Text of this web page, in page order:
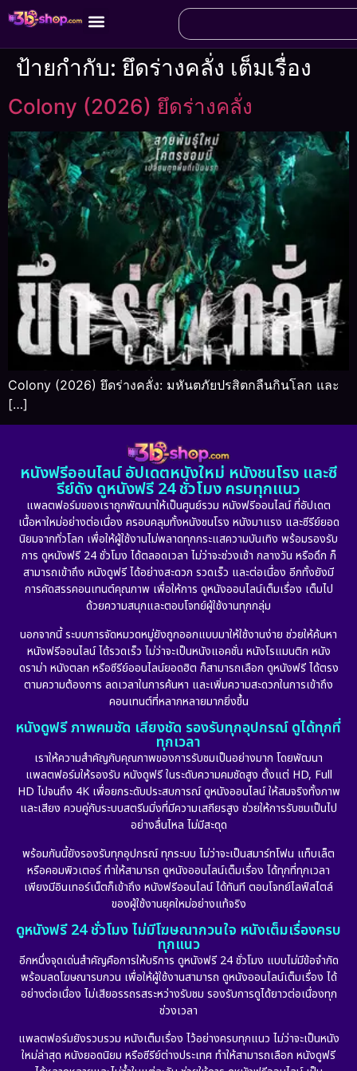
ป้ายกำกับ: ยึดร่างคลั่ง เต็มเรื่อง
Colony (2026) ยึดร่างคลั่ง
Colony (2026) ยึดร่างคลั่ง: มหันตภัยปรสิตกลืนกินโลก และ
[…]
หนังฟรีออนไลน์ อัปเดตหนังใหม่ หนังชนโรง และซี
รีย์ดัง ดูหนังฟรี 24 ชั่วโมง ครบทุกแนว
แพลตฟอร์มของเราถูกพัฒนาให้เป็นศูนย์รวม หนังฟรีออนไลน์ ที่อัปเดต
เนื้อหาใหม่อย่างต่อเนื่อง ครอบคลุมทั้งหนังชนโรง หนังมาแรง และซีรีย์ยอด
นิยมจากทั่วโลก เพื่อให้ผู้ใช้งานไม่พลาดทุกกระแสความบันเทิง พร้อมรองรับ
การ ดูหนังฟรี 24 ชั่วโมง ได้ตลอดเวลา ไม่ว่าจะช่วงเช้า กลางวัน หรือดึก ก็
สามารถเข้าถึง หนังดูฟรี ได้อย่างสะดวก รวดเร็ว และต่อเนื่อง อีกทั้งยังมี
การคัดสรรคอนเทนต์คุณภาพ เพื่อให้การ ดูหนังออนไลน์เต็มเรื่อง เต็มไป
ด้วยความสนุกและตอบโจทย์ผู้ใช้งานทุกกลุ่ม
นอกจากนี้ ระบบการจัดหมวดหมู่ยังถูกออกแบบมาให้ใช้งานง่าย ช่วยให้ค้นหา
หนังฟรีออนไลน์ ได้รวดเร็ว ไม่ว่าจะเป็นหนังแอคชั่น หนังโรแมนติก หนัง
ดราม่า หนังตลก หรือซีรีย์ออนไลน์ยอดฮิต ก็สามารถเลือก ดูหนังฟรี ได้ตรง
ตามความต้องการ ลดเวลาในการค้นหา และเพิ่มความสะดวกในการเข้าถึง
คอนเทนต์ที่หลากหลายมากยิ่งขึ้น
หนังดูฟรี ภาพคมชัด เสียงชัด รองรับทุกอุปกรณ์ ดูได้ทุกที่
ทุกเวลา
เราให้ความสำคัญกับคุณภาพของการรับชมเป็นอย่างมาก โดยพัฒนา
แพลตฟอร์มให้รองรับ หนังดูฟรี ในระดับความคมชัดสูง ตั้งแต่ HD, Full
HD ไปจนถึง 4K เพื่อยกระดับประสบการณ์ ดูหนังออนไลน์ ให้สมจริงทั้งภาพ
และเสียง ควบคู่กับระบบสตรีมมิ่งที่มีความเสถียรสูง ช่วยให้การรับชมเป็นไป
อย่างลื่นไหล ไม่มีสะดุด
พร้อมกันนี้ยังรองรับทุกอุปกรณ์ ทุกระบบ ไม่ว่าจะเป็นสมาร์ทโฟน แท็บเล็ต
หรือคอมพิวเตอร์ ทำให้สามารถ ดูหนังออนไลน์เต็มเรื่อง ได้ทุกที่ทุกเวลา
เพียงมีอินเทอร์เน็ตก็เข้าถึง หนังฟรีออนไลน์ ได้ทันที ตอบโจทย์ไลฟ์สไตล์
ของผู้ใช้งานยุคใหม่อย่างแท้จริง
ดูหนังฟรี 24 ชั่วโมง ไม่มีโฆษณากวนใจ หนังเต็มเรื่องครบ
ทุกแนว
อีกหนึ่งจุดเด่นสำคัญคือการให้บริการ ดูหนังฟรี 24 ชั่วโมง แบบไม่มีข้อจำกัด
พร้อมลดโฆษณารบกวน เพื่อให้ผู้ใช้งานสามารถ ดูหนังออนไลน์เต็มเรื่อง ได้
อย่างต่อเนื่อง ไม่เสียอรรถรสระหว่างรับชม รองรับการดูได้ยาวต่อเนื่องทุก
ช่วงเวลา
แพลตฟอร์มยังรวบรวม หนังเต็มเรื่อง ไว้อย่างครบทุกแนว ไม่ว่าจะเป็นหนัง
ใหม่ล่าสุด หนังยอดนิยม หรือซีรีย์ต่างประเทศ ทำให้สามารถเลือก หนังดูฟรี